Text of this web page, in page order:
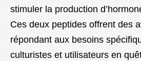
stimuler la production
Ces deux peptides offrent des
répondant aux besoins
culturistes et utilisateurs en